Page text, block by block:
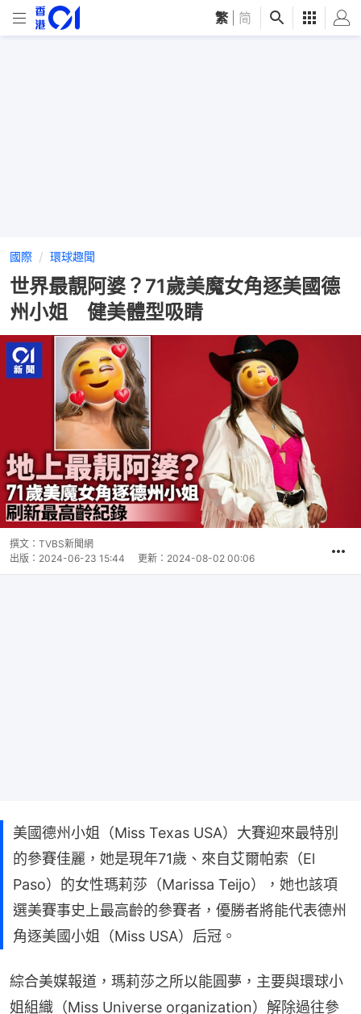
繁 简
國際 環球趣聞
世界最靚阿婆？71歲美魔女角逐美國德
州小姐 健美體型吸睛
撰文： TVBS新聞網
出版： 2024-06-23 15:44 更新： 2024-08-02 00:06
美國德州小姐（Miss Texas USA）大賽迎來最特別
的參賽佳麗，她是現年71歲、來自艾爾帕索（El
Paso）的女性瑪莉莎（Marissa Teijo），她也該項
選美賽事史上最高齡的參賽者，優勝者將能代表德州
角逐美國小姐（Miss USA）后冠。
綜合美媒報道，瑪莉莎之所以能圓夢，主要與環球小
姐組織（Miss Universe organization）解除過往參